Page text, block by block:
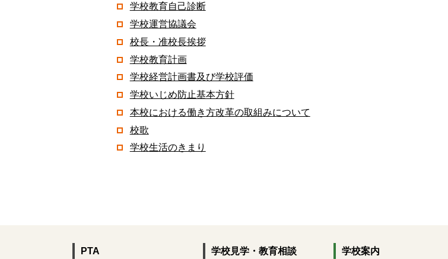
学校教育自己診断
学校運営協議会
校長・准校長挨拶
学校教育計画
学校経営計画書及び学校評価
学校いじめ防止基本方針
本校における働き方改革の取組みについて
校歌
学校生活のきまり
PTA 学校見学・教育相談 学校案内